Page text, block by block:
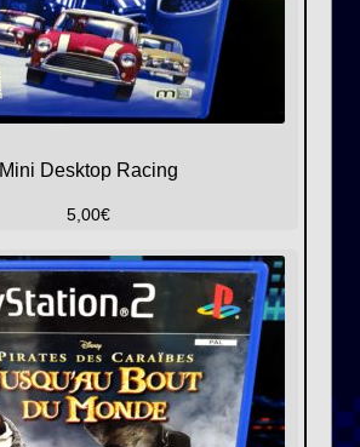
Mini Desktop Racing
5,00€